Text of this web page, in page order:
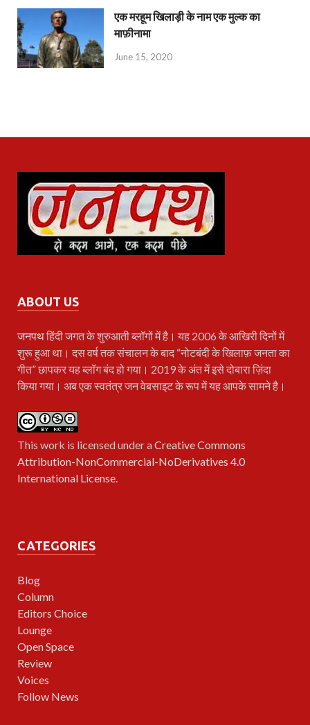
एक मरहूम खिलाड़ी के नाम एक मुल्क का
माफ़ीनामा
June 15, 2020
ABOUT US
जनपथहिंदी जगत के शुरुआती ब्लॉगों में है। यह 2006 के आखिरी दिनों में
शुरू हुआ था। दस वर्ष तक संचालन के बाद “नोटबंदी के खिलाफ़ जनता का
गीत” छापकर यह ब्लॉग बंद हो गया। 2019 के अंत में इसे दोबारा ज़िंदा
किया गया। अब एक स्वतंत्र जन वेबसाइट के रूप में यह आपके सामने है।
This work is licensed under aCreative Commons
Attribution-NonCommercial-NoDerivatives 4.0
International License.
CATEGORIES
Blog
Column
Editors Choice
Lounge
Open Space
Review
Voices
Follow News